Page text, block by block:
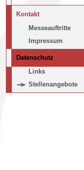
Kontakt
Messeauftritte
Impressum
Datenschutz
Links
Stellenangebote